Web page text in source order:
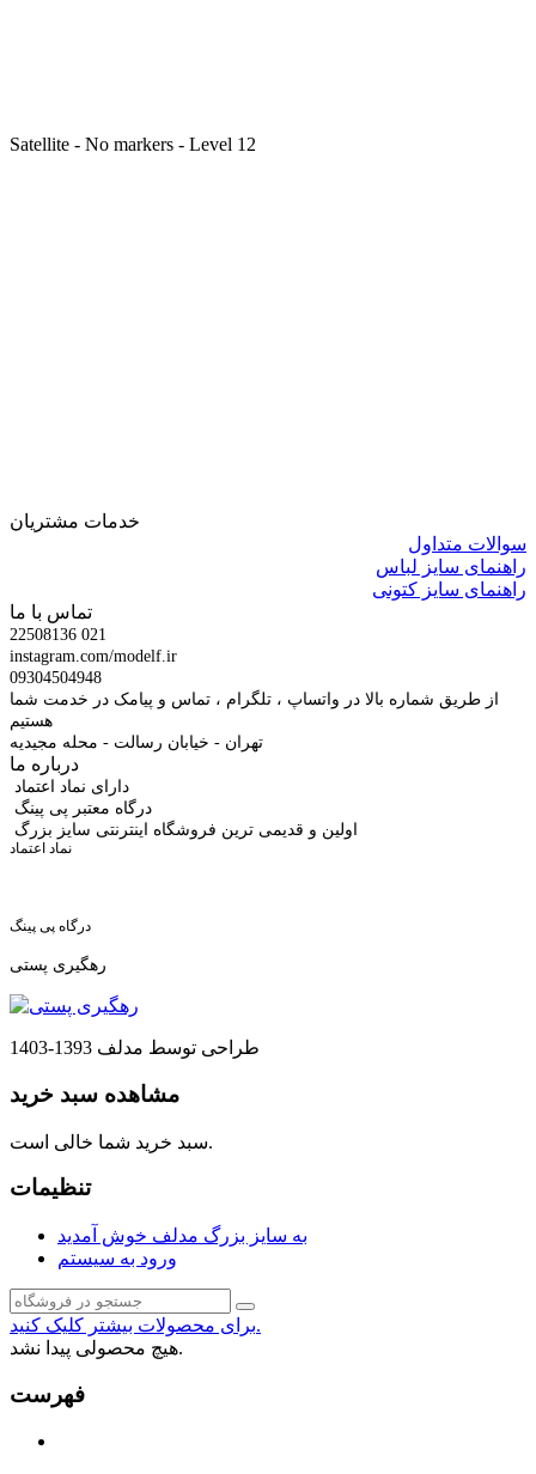
Satellite - No markers - Level 12
خدمات مشتریان
سوالات متداول
راهنمای سایز لباس
راهنمای سایز کتونی
تماس با ما
22508136 021
instagram.com/modelf.ir
09304504948
از طریق شماره بالا در واتساپ ، تلگرام ، تماس و پیامک در خدمت شما
هستیم
تهران - خیابان رسالت - محله مجیدیه
درباره ما
دارای نماد اعتماد
درگاه معتبر پی پینگ
اولین و قدیمی ترین فروشگاه اینترنتی سایز بزرگ
نماد اعتماد
درگاه پی پینگ
رهگیری پستی
طراحی توسط مدلف 1393-1403
مشاهده سبد خرید
سبد خرید شما خالی است.
تنظیمات
به سایز بزرگ مدلف خوش آمدید
ورود به سیستم
برای محصولات بیشتر کلیک کنید.
هیچ محصولی پیدا نشد.
فهرست